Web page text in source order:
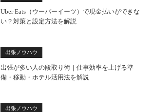
Uber Eats（ウーバーイーツ）で現金払いができな
い？対策と設定方法を解説
出張ノウハウ
出張が多い人の段取り術｜仕事効率を上げる準
備・移動・ホテル活用法を解説
出張ノウハウ